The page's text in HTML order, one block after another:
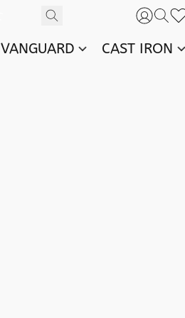
VANGUARD CAST IRON